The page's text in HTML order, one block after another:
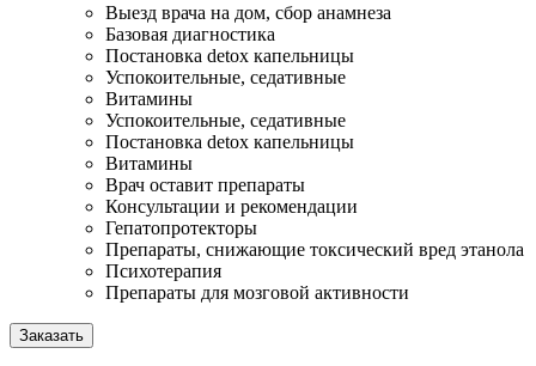
Выезд врача на дом, сбор анамнеза
Базовая диагностика
Постановка detox капельницы
Успокоительные, седативные
Витамины
Успокоительные, седативные
Постановка detox капельницы
Витамины
Врач оставит препараты
Консультации и рекомендации
Гепатопротекторы
Препараты, снижающие токсический вред этанола
Психотерапия
Препараты для мозговой активности
Заказать